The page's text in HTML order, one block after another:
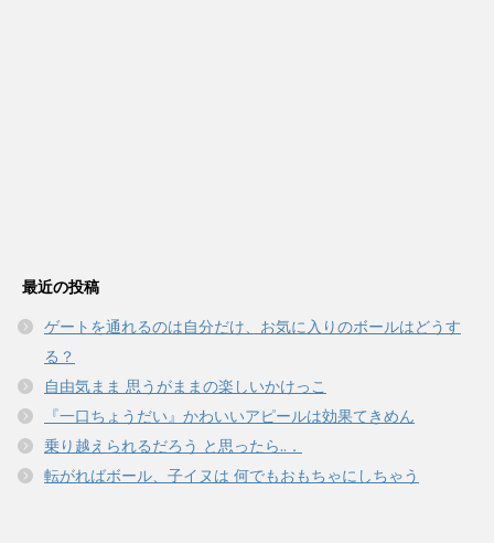
最近の投稿
ゲートを通れるのは自分だけ、お気に入りのボールはどうす
る？
自由気まま 思うがままの楽しいかけっこ
『一口ちょうだい』かわいいアピールは効果てきめん
乗り越えられるだろう と思ったら..．
転がればボール、子イヌは 何でもおもちゃにしちゃう